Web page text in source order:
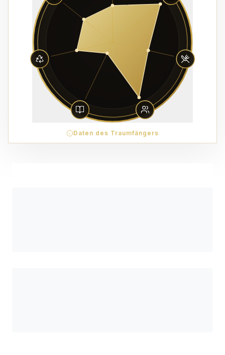
Daten des Traumfängers